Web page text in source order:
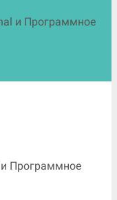
и Программное
и Программное